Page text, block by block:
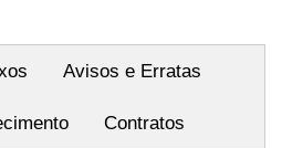
Avisos e Erratas
Contratos